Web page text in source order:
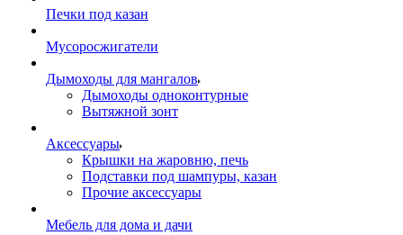
Печки под казан
Мусоросжигатели
Дымоходы для мангалов
Дымоходы одноконтурные
Вытяжной зонт
Аксессуары
Крышки на жаровню, печь
Подставки под шампуры, казан
Прочие аксессуары
Мебель для дома и дачи